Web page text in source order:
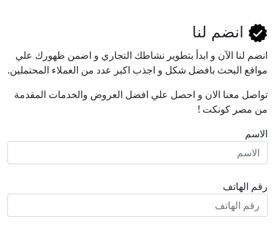
انضم لنا
انضم لنا اﻵن و ابدأ بتطوير نشاطك التجاري و اضمن ظهورك علي
مواقع البحث بافضل شكل و اجذب اكبر عدد من العملاء المحتملين.
تواصل معنا الان و احصل علي افضل العروض والخدمات المقدمة
من مصر كونكت !
الاسم
رقم الهاتف